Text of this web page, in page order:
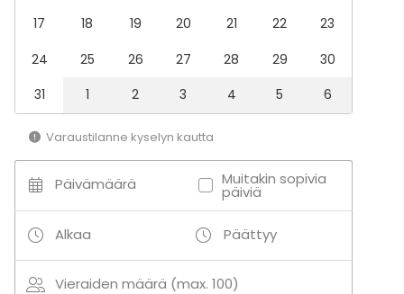
17
18 19 20 21 22
23
24
25 26 27 28 29
30
31
1 2 3 4 5 6
Varaustilanne kyselyn kautta
Päivämäärä Muitakin sopivia
päiviä
Alkaa Päättyy
Vieraiden määrä (max. 100)